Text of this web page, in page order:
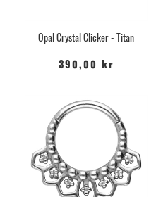
Opal Crystal Clicker - Titan
390,00 kr